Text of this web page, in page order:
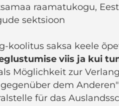
raamatukogu,
sektsioon
koolitus saksa keele
viis ja kui
Möglichkeit zur
dem
für das